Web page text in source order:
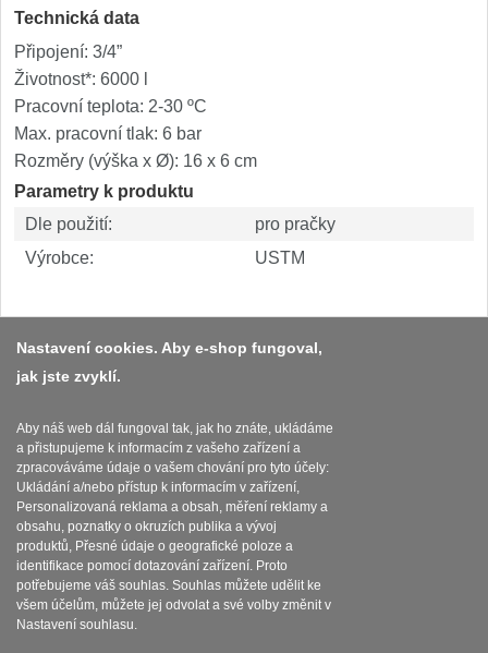
Technická data
Připojení: 3/4”
Životnost*: 6000 l
Pracovní teplota: 2-30 ºC
Max. pracovní tlak: 6 bar
Rozměry (výška x Ø): 16 x 6 cm
Parametry k produktu
Dle použití:
pro pračky
Výrobce:
USTM
Platba a dodávka
Obchodní podmínky
Zasady zpracovani osobnich udaju
Reklamační řád
Nastavení cookies. Aby e-shop fungoval,
jak jste zvyklí.
Aby náš web dál fungoval tak, jak ho znáte, ukládáme
a přistupujeme k informacím z vašeho zařízení a
zpracováváme údaje o vašem chování pro tyto účely:
Ukládání a/nebo přístup k informacím v zařízení,
Personalizovaná reklama a obsah, měření reklamy a
obsahu, poznatky o okruzích publika a vývoj
produktů, Přesné údaje o geografické poloze a
identifikace pomocí dotazování zařízení. Proto
potřebujeme váš souhlas. Souhlas můžete udělit ke
všem účelům, můžete jej odvolat a své volby změnit v
Nastavení souhlasu.